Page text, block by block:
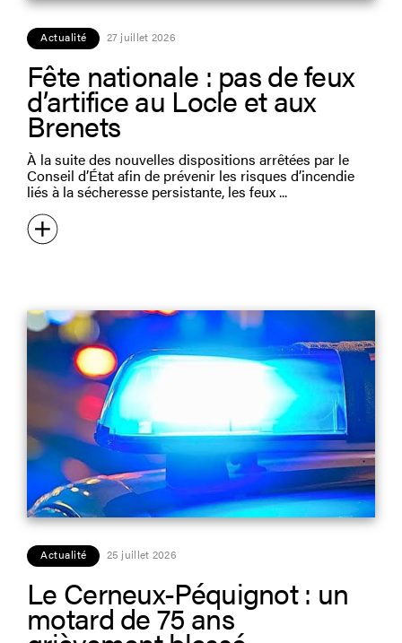
Actualité 27 juillet 2026
Fête nationale : pas de feux
d’artifice au Locle et aux
Brenets
À la suite des nouvelles dispositions arrêtées par le
Conseil d’État afin de prévenir les risques d’incendie
liés à la sécheresse persistante, les feux
Actualité 25 juillet 2026
Le Cerneux-Péquignot : un
motard de 75 ans